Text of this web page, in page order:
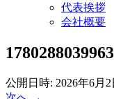
代表挨拶
会社概要
1780288039963
公開日時: 2026年6月2